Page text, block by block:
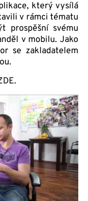
který vysílá
v rámci tématu
prospěšní svému
v mobilu. Jako
se zakladatelem